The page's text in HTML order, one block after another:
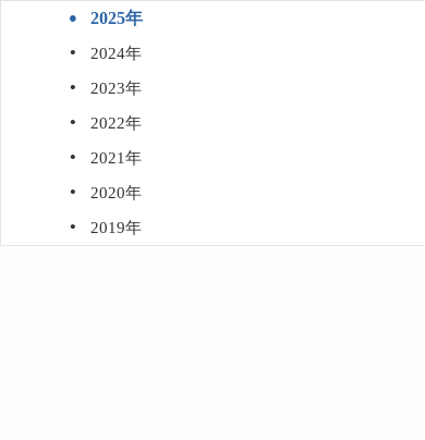
· 2025年
· 2024年
· 2023年
· 2022年
· 2021年
· 2020年
· 2019年